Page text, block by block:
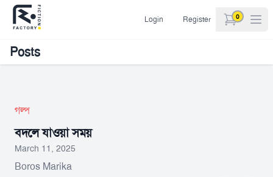
Login Register 0
items in
Posts
গল্প
বদলে যাওয়া সময়
March 11, 2025
Boros Marika